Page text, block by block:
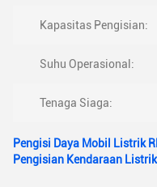
Kapasitas Pengisian:
Suhu Operasional:
Tenaga Siaga:
Pengisi Daya Mobil Listrik
Pengisian Kendaraan Listrik